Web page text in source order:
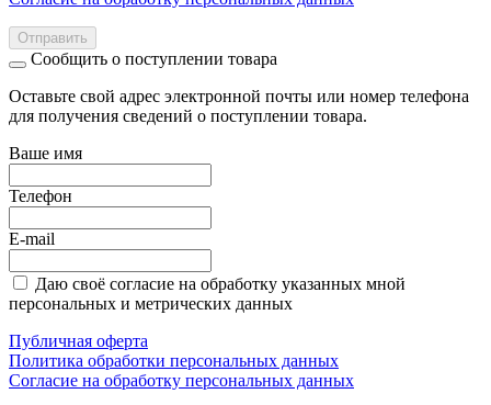
Отправить
Сообщить о поступлении товара
Оставьте свой адрес электронной почты или номер телефона
для получения сведений о поступлении товара.
Ваше имя
Телефон
E-mail
Даю своё согласие на обработку указанных мной
персональных и метрических данных
Публичная оферта
Политика обработки персональных данных
Согласие на обработку персональных данных